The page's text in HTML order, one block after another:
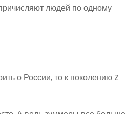
людей по одному
о России, то к поколению Z